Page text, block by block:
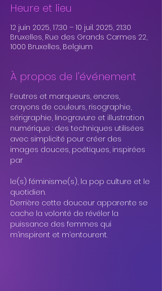
Heure et lieu
12 juin 2025, 17:30 – 10 juil. 2025, 21:30
Bruxelles, Rue des Grands Carmes 22,
1000 Bruxelles, Belgium
À propos de l'événement
Feutres et marqueurs, encres,
crayons de couleurs, risographie,
sérigraphie, linogravure et illustration
numérique : des techniques utilisées
avec simplicité pour créer des
images douces, poétiques, inspirées
par
le(s) féminisme(s), la pop culture et le
quotidien.
Derrière cette douceur apparente se
cache la volonté de révéler la
puissance des femmes qui
m’inspirent et m’entourent.